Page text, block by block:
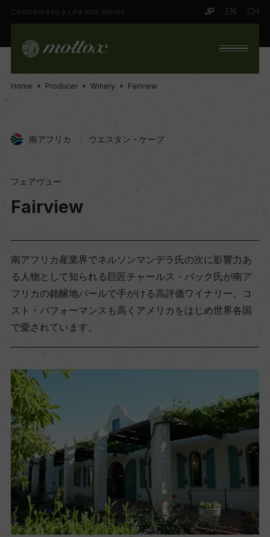
Contribute to a Life with Wines. JP EN CH
Home Producer Winery Fairview
南アフリカ ウエスタン・ケープ
フェアヴュー
Fairview
南アフリカ産業界でネルソンマンデラ氏の次に影響力あ
る人物として知られる巨匠チャールス・バック氏が南ア
フリカの銘醸地パールで手がける高評価ワイナリー。コ
スト・パフォーマンスも高くアメリカをはじめ世界各国
で愛されています。